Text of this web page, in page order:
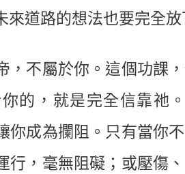
來道路的想法也要完全
，不屬於你。這個功課
的，就是完全信靠祂
你成為攔阻。只有當你
行，毫無阻礙；或壓傷